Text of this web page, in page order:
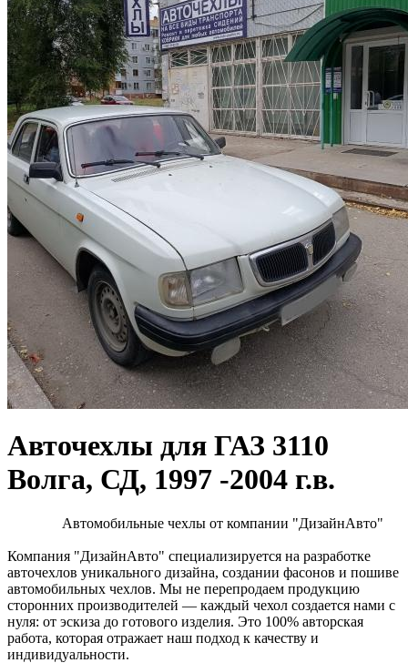
Авточехлы для ГАЗ 3110
Волга, СД, 1997 -2004 г.в.
Автомобильные чехлы от компании "ДизайнАвто"
Компания "ДизайнАвто" специализируется на разработке
авточехлов уникального дизайна, создании фасонов и пошиве
автомобильных чехлов. Мы не перепродаем продукцию
сторонних производителей — каждый чехол создается нами с
нуля: от эскиза до готового изделия. Это 100% авторская
работа, которая отражает наш подход к качеству и
индивидуальности.